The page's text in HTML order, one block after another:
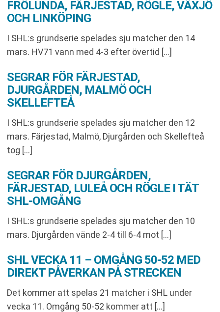
FRÖLUNDA, FÄRJESTAD, RÖGLE, VÄXJÖ
OCH LINKÖPING
I SHL:s grundserie spelades sju matcher den 14
mars. HV71 vann med 4-3 efter övertid […]
SEGRAR FÖR FÄRJESTAD,
DJURGÅRDEN, MALMÖ OCH
SKELLEFTEÅ
I SHL:s grundserie spelades sju matcher den 12
mars. Färjestad, Malmö, Djurgården och Skellefteå
tog […]
SEGRAR FÖR DJURGÅRDEN,
FÄRJESTAD, LULEÅ OCH RÖGLE I TÄT
SHL-OMGÅNG
I SHL:s grundserie spelades sju matcher den 10
mars. Djurgården vände 2-4 till 6-4 mot […]
SHL VECKA 11 – OMGÅNG 50-52 MED
DIREKT PÅVERKAN PÅ STRECKEN
Det kommer att spelas 21 matcher i SHL under
vecka 11. Omgång 50-52 kommer att […]